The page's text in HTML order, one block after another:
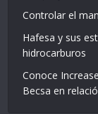
Controlar el
Hafesa y sus
hidrocarburos
Conoce
Becsa en